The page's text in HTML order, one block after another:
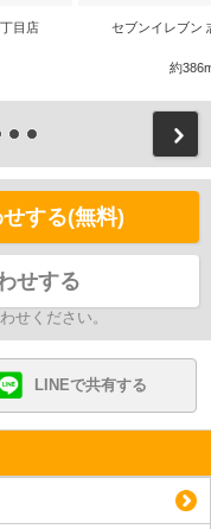
目店 セブンイレブン
約
する(無料)
せする
せください。
LINEで共有する